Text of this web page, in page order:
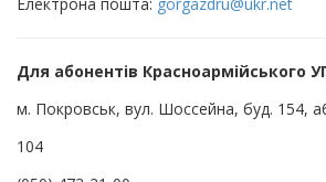
Для абонентів Красноармійського
м. Покровськ, вул. Шосcейна, буд. 154,
104